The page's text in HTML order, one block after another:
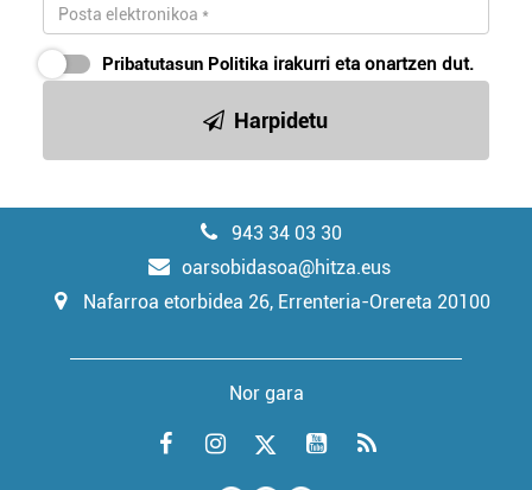
Pribatutasun Politika irakurri eta onartzen dut.
Harpidetu
943 34 03 30
oarsobidasoa@hitza.eus
Nafarroa etorbidea 26, Errenteria-Orereta 20100
Nor gara